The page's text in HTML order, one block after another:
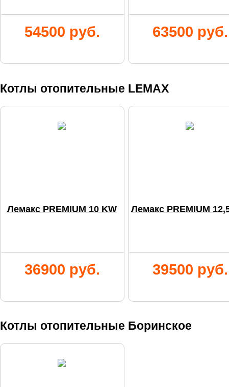
54500 руб. 63500 руб.
Котлы отопительные LEMAX
Лемакс PREMIUM 10 KW
36900 руб.
Лемакс PREMIUM
39500 руб.
Котлы отопительные Боринское